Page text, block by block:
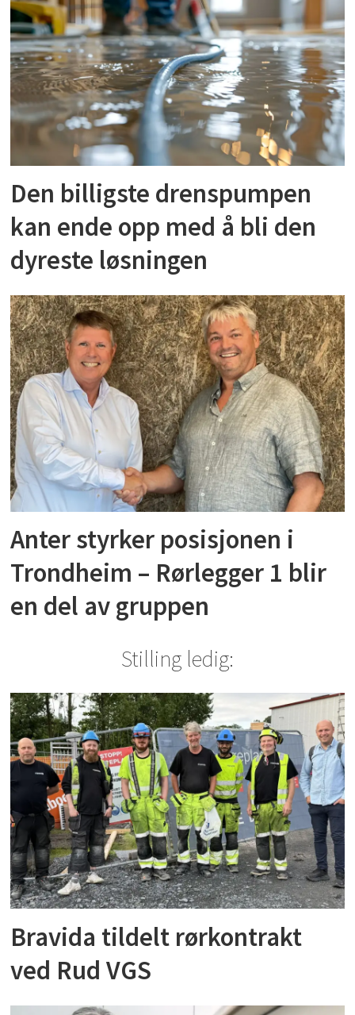
Den billigste drenspumpen
kan ende opp med å bli den
dyreste løsningen
Anter styrker posisjonen i
Trondheim – Rørlegger 1 blir
en del av gruppen
Stilling ledig:
Bravida tildelt rørkontrakt
ved Rud VGS